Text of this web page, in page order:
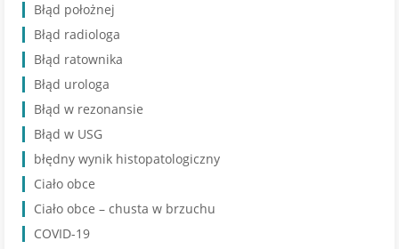
Błąd położnej
Błąd radiologa
Błąd ratownika
Błąd urologa
Błąd w rezonansie
Błąd w USG
błędny wynik histopatologiczny
Ciało obce
Ciało obce – chusta w brzuchu
COVID-19